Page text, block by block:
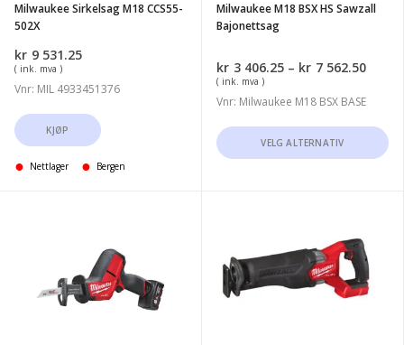
Milwaukee Sirkelsag M18 CCS55-
502X
kr 9 531.25
( ink. mva )
Vnr: MIL 4933451376
KJØP
Nettlager Bergen
Milwaukee M18 BSX HS Sawzall
Bajonettsag
kr 3 406.25 – kr 7 562.50
406.25
kr7
562.50
( ink. mva )
Vnr: Milwaukee M18 BSX BASE
VELG ALTERNATIV
Dette
produktet
Alternativene
kan
velges
FUEL
Kompakt
M18
Fsz-